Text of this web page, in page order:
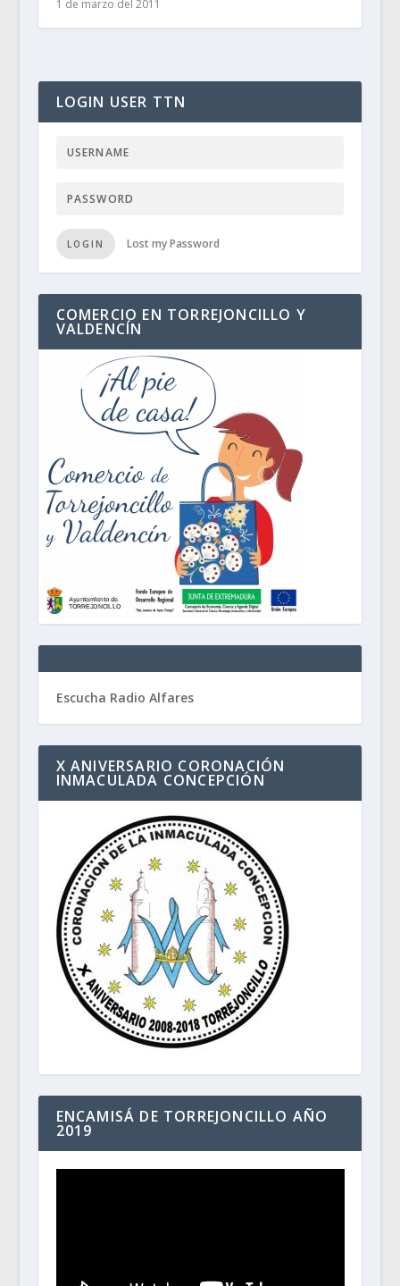
1 de marzo del 2011
LOGIN USER TTN
LOGIN Lost my Password
COMERCIO EN TORREJONCILLO Y
VALDENCÍN
Escucha Radio Alfares
X ANIVERSARIO CORONACIÓN
INMACULADA CONCEPCIÓN
ENCAMISÁ DE TORREJONCILLO AÑO
2019